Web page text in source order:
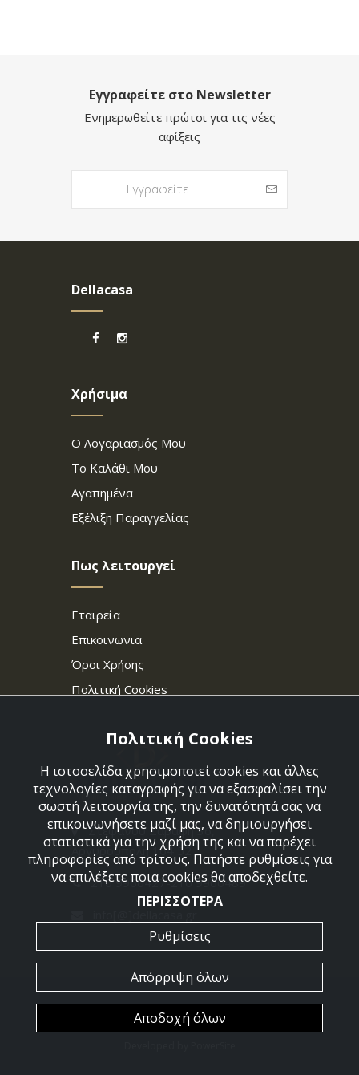
Εγγραφείτε στο Newsletter
Ενημερωθείτε πρώτοι για τις νέες
αφίξεις
Dellacasa
Χρήσιμα
Ο Λογαριασμός Μου
Το Καλάθι Μου
Αγαπημένα
Εξέλιξη Παραγγελίας
Πως λειτουργεί
Εταιρεία
Επικοινωνια
Όροι Χρήσης
Πολιτική Cookies
Στεφάνου Σαράφη 36,
Αργυρούπολη 164 52
210 9960427-210 9960489
2026 @ All Rights Reserved - Dellacasa
Πολιτική Cookies
Η ιστοσελίδα χρησιμοποιεί cookies και άλλες
τεχνολογίες καταγραφής για να εξασφαλίσει την
σωστή λειτουργία της, την δυνατότητά σας να
επικοινωνήσετε μαζί μας, να δημιουργήσει
στατιστικά για την χρήση της και να παρέχει
πληροφορίες από τρίτους. Πατήστε ρυθμίσεις για
να επιλέξετε ποια cookies θα αποδεχθείτε.
ΠΕΡΙΣΣΟΤΕΡΑ
Ρυθμίσεις
Απόρριψη όλων
Αποδοχή όλων